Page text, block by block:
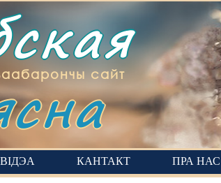
сайт
ВІДЭА КАНТАКТ ПРА НАС